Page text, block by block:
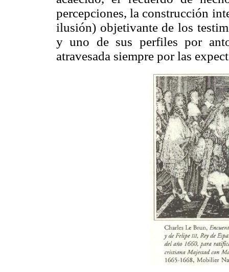
percepciones, la construcción
ilusión) objetivante de los
y uno de sus perfiles por
atravesada siempre por las